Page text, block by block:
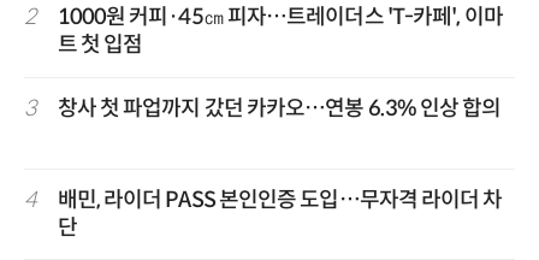
2
1000원 커피·45㎝ 피자…트레이더스 'T-카페', 이마
트 첫 입점
3 창사 첫 파업까지 갔던 카카오…연봉 6.3% 인상 합의
4
배민, 라이더 PASS 본인인증 도입…무자격 라이더 차
단